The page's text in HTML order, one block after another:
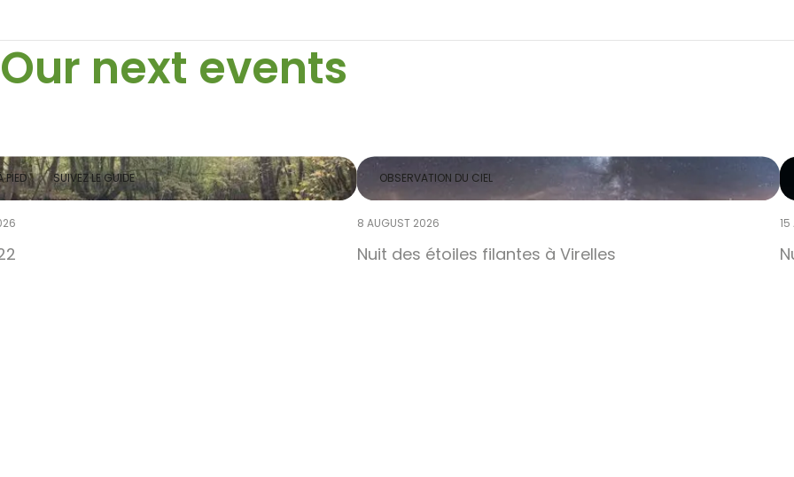
Our next events
PIED SUIVEZ LE GUIDE
8 AUGUST 2026
Nuit des étoiles filantes à Virelles
OBSERVATION DU CIEL